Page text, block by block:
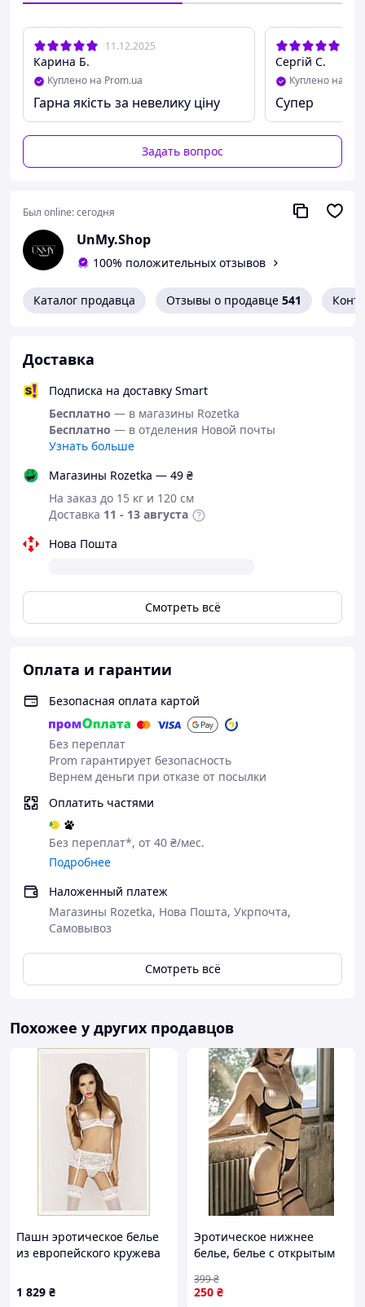
11.12.2025
Карина Б.
Куплено на Prom.ua
Гарна якість за невелику ціну
Сергій С.
Куплено на
Супер
Задать вопрос
Был online:сегодня
UnMy.Shop
100% положительных отзывов
Каталог продавца Отзывы о продавце 541
Доставка
Подписка на доставку Smart
Бесплатно — в магазины Rozetka
Бесплатно — в отделения Новой почты
Узнать больше
Магазины Rozetka — 49 ₴
На заказ до 15 кг и 120 см
Доставка 11 - 13 августа
Нова Пошта
Смотреть всё
Оплата и гарантии
Безопасная оплата картой
Без переплат
Prom гарантирует безопасность
Вернем деньги при отказе от посылки
Оплатить частями
Без переплат*, от 40 ₴/мес.
Подробнее
Наложенный платеж
Магазины Rozetka, Нова Пошта, Укрпочта,
Самовывоз
Смотреть всё
Похожее у других продавцов
Пашн эротическое белье
из европейского кружева
1 829 ₴
Эротическое нижнее
белье, белье с открытым
вырезом, XL
250 ₴
399₴